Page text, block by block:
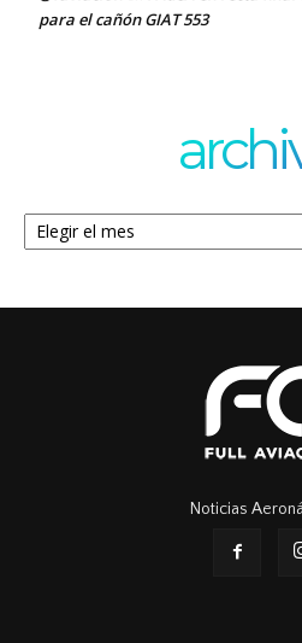
para el cañón GIAT 553
Archivos
Noticias